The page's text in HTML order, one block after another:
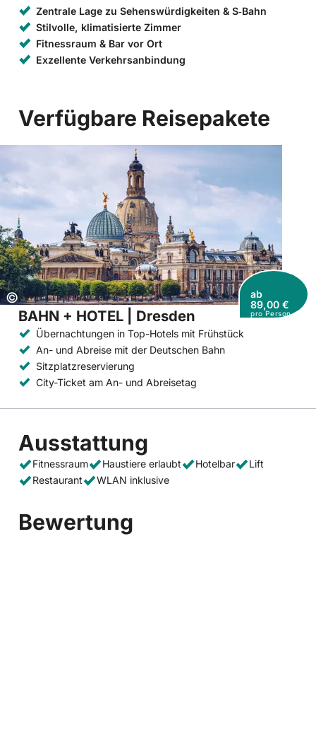
Zentrale Lage zu Sehenswürdigkeiten & S‑Bahn
Stilvolle, klimatisierte Zimmer
Fitnessraum & Bar vor Ort
Exzellente Verkehrsanbindung
Verfügbare Reisepakete
Copyright:
©
ab
89,00 €
pro Person
BAHN + HOTEL | Dresden
Übernachtungen in Top-Hotels mit Frühstück
An- und Abreise mit der Deutschen Bahn
Sitzplatzreservierung
City-Ticket am An- und Abreisetag
Ausstattung
Fitnessraum Haustiere erlaubt Hotelbar
Lift
Restaurant
WLAN inklusive
Bewertung